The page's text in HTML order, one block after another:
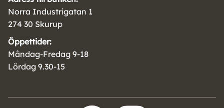
Norra Industrigatan 1
274 30 Skurup
Öppettider:
Måndag-Fredag 9-18
Lördag 9.30-15